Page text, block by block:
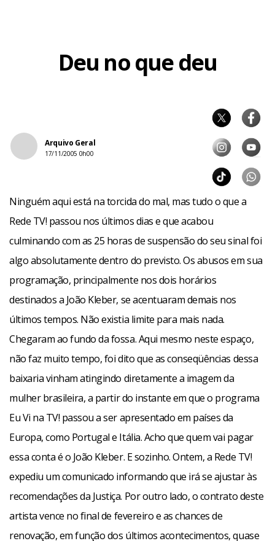
Deu no que deu
Arquivo Geral
17/11/2005 0h00
Ninguém aqui está na torcida do mal, mas tudo o que a
Rede TV! passou nos últimos dias e que acabou
culminando com as 25 horas de suspensão do seu sinal foi
algo absolutamente dentro do previsto. Os abusos em sua
programação, principalmente nos dois horários
destinados a João Kleber, se acentuaram demais nos
últimos tempos. Não existia limite para mais nada.
Chegaram ao fundo da fossa. Aqui mesmo neste espaço,
não faz muito tempo, foi dito que as conseqüências dessa
baixaria vinham atingindo diretamente a imagem da
mulher brasileira, a partir do instante em que o programa
Eu Vi na TV! passou a ser apresentado em países da
Europa, como Portugal e Itália. Acho que quem vai pagar
essa conta é o João Kleber. E sozinho. Ontem, a Rede TV!
expediu um comunicado informando que irá se ajustar às
recomendações da Justiça. Por outro lado, o contrato deste
artista vence no final de fevereiro e as chances de
renovação, em função dos últimos acontecimentos, quase